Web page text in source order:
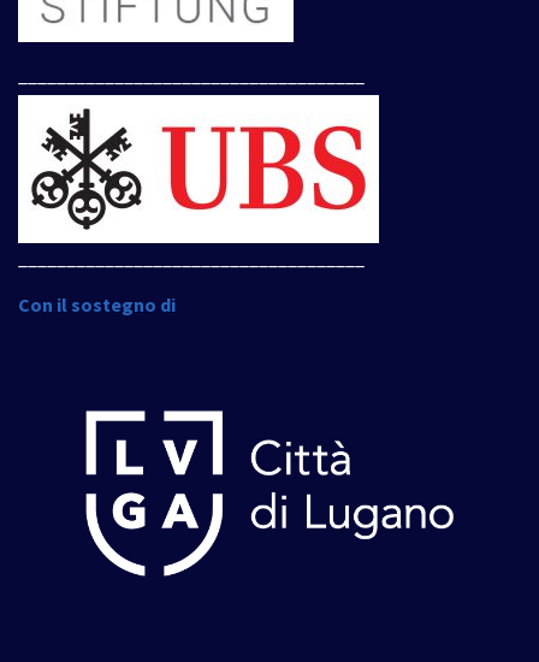
Con il sostegno di